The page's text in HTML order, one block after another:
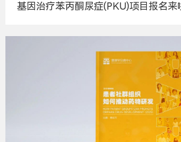
基因治疗苯丙酮尿症(PKU)项目报名来
广